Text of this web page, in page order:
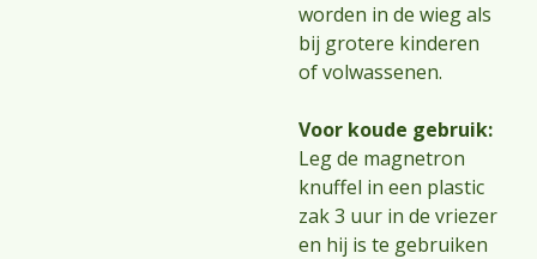
worden in de wieg als
bij grotere kinderen
of volwassenen.
Voor koude gebruik:
Leg de magnetron
knuffel in een plastic
zak 3 uur in de vriezer
en hij is te gebruiken